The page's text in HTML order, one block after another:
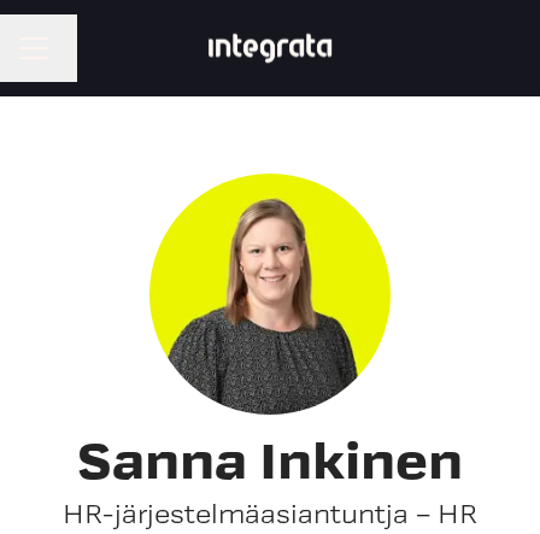
Change language
Sanna Inkinen
HR-järjestelmäasiantuntja – HR